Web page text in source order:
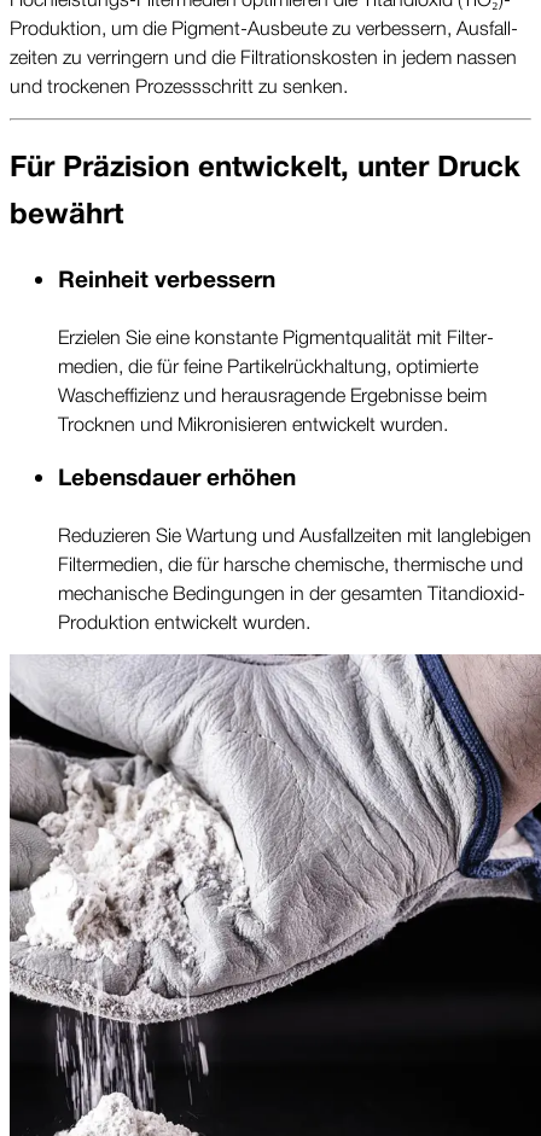
Produktion, um die Pigment-Ausbeute zu ver­bessern, Ausfall­
zeiten zu ver­ringern und die Filtrations­kosten in jedem nassen
und trockenen Prozess­schritt zu senken.
Für Präzision ent­wickelt, unter Druck
bewährt
Reinheit ver­bessern
Erzielen Sie eine kon­stante Pigment­qualität mit Filter­
medien, die für feine Partikel­rück­haltung, optimierte
Wasch­effizienz und heraus­ragende Ergeb­nisse beim
Trocknen und Mikro­nisieren ent­wickelt wurden.
Lebens­dauer erhöhen
Reduzieren Sie Wartung und Ausfall­zeiten mit langlebigen
Filter­medien, die für harsche chemische, thermische und
mecha­nische Bedin­gungen in der gesamten Titan­dioxid-
Produktion ent­wickelt wurden.